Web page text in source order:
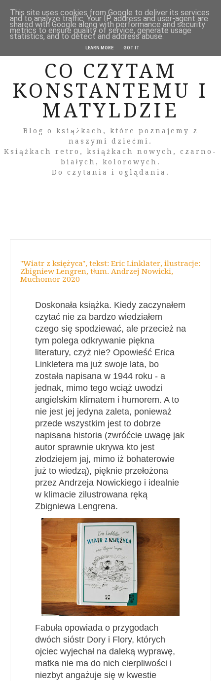
CO CZYTAM
KONSTANTEMU I
MATYLDZIE
Blog o książkach, które poznajemy z
naszymi dziećmi.
Książkach retro, książkach nowych, czarno-
białych, kolorowych.
Do czytania i oglądania.
"Wiatr z księżyca", tekst: Eric Linklater, ilustracje:
Zbigniew Lengren, tłum. Andrzej Nowicki,
Muchomor 2020
Doskonała książka. Kiedy zaczynałem
czytać nie za bardzo wiedziałem
czego się spodziewać, ale przecież na
tym polega odkrywanie piękna
literatury, czyż nie? Opowieść Erica
Linkletera ma już swoje lata, bo
została napisana w 1944 roku - a
jednak, mimo tego wciąż uwodzi
angielskim klimatem i humorem. A to
nie jest jej jedyna zaleta, ponieważ
przede wszystkim jest to dobrze
napisana historia (zwróćcie uwagę jak
autor sprawnie ukrywa kto jest
złodziejem jaj, mimo iż bohaterowie
już to wiedzą), pięknie przełożona
przez Andrzeja Nowickiego i idealnie
w klimacie zilustrowana ręką
Zbigniewa Lengrena.
Fabuła opowiada o przygodach
dwóch sióstr Dory i Flory, których
ojciec wyjechał na daleką wyprawę,
matka nie ma do nich cierpliwości i
niezbyt angażuje się w kwestie
This site uses cookies from Google to deliver its services
and to analyze traffic. Your IP address and user-agent are
shared with Google along with performance and security
metrics to ensure quality of service, generate usage
statistics, and to detect and address abuse.
LEARN MORE GOT IT